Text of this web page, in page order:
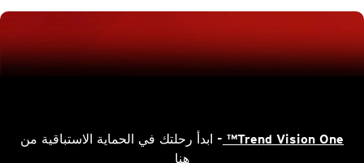
Trend Vision One™
- ابدأ رحلتك في الحماية الاستباقية من
هنا